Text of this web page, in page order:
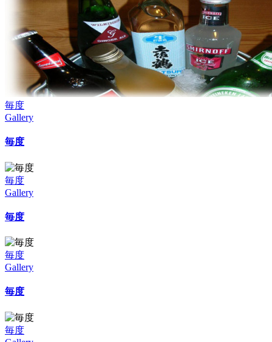
毎度
Gallery
毎度
毎度
Gallery
毎度
毎度
Gallery
毎度
毎度